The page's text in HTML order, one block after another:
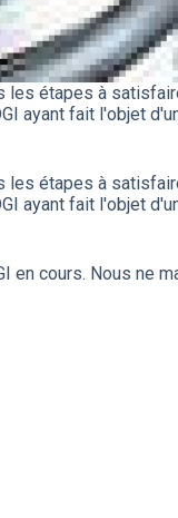
les étapes à
ayant fait l'objet
les étapes à
ayant fait l'objet
en cours. Nous ne